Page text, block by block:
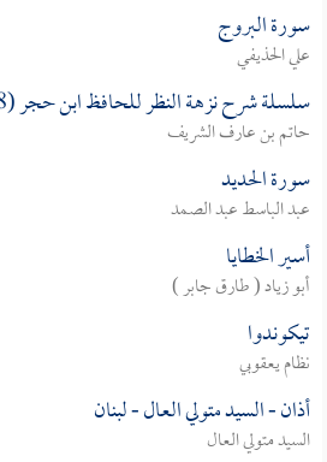
سورة البروج
علي الحذيفي
سلسلة شرح نزهة النظر للحافظ ابن حجر (28)
حاتم بن عارف الشريف
سورة الحديد
عبد الباسط عبد الصمد
أسير الخطايا
أبو زياد ( طارق جابر )
تيكوندوا
نظام يعقوبي
أذان - السيد متولي العال - لبنان
السيد متولي العال